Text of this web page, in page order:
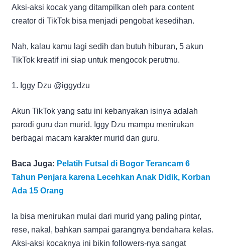
Aksi-aksi kocak yang ditampilkan oleh para content
creator di TikTok bisa menjadi pengobat kesedihan.
Nah, kalau kamu lagi sedih dan butuh hiburan, 5 akun
TikTok kreatif ini siap untuk mengocok perutmu.
1. Iggy Dzu @iggydzu
Akun TikTok yang satu ini kebanyakan isinya adalah
parodi guru dan murid. Iggy Dzu mampu menirukan
berbagai macam karakter murid dan guru.
Baca Juga: Pelatih Futsal di Bogor Terancam 6
Tahun Penjara karena Lecehkan Anak Didik, Korban
Ada 15 Orang
Ia bisa menirukan mulai dari murid yang paling pintar,
rese, nakal, bahkan sampai garangnya bendahara kelas.
Aksi-aksi kocaknya ini bikin followers-nya sangat